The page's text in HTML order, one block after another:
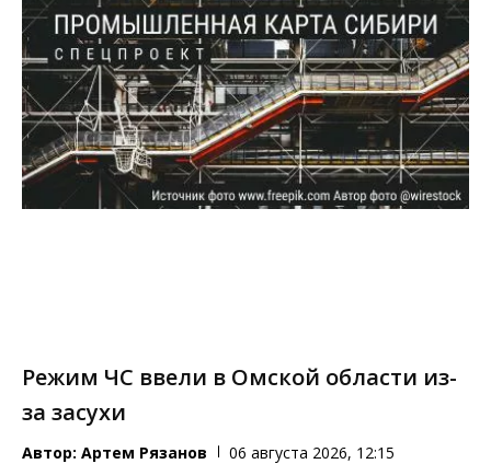
Режим ЧС ввели в Омской области из-
за засухи
Автор: Артем Рязанов 06 августа 2026, 12:15